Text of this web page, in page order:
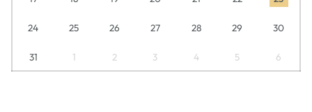
24 25 26 27 28 29 30
31 1 2 3 4 5 6